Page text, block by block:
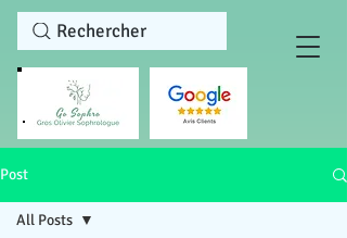
Rechercher
Post
All Posts